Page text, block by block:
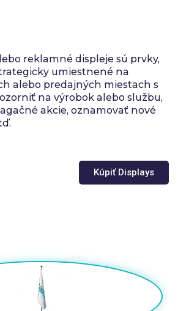
reklamné displeje sú prvky,
umiestnené na
alebo predajných miestach s
na výrobok alebo službu,
akcie, oznamovať nové
Kúpiť Displays